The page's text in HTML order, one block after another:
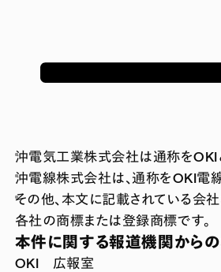
沖電気工業株式会社は通称をOKI
沖電線株式会社は、通称をOKI電線
その他、本文に記載されている会
各社の商標または登録商標です。
本件に関する報道機関から
OKI 広報室